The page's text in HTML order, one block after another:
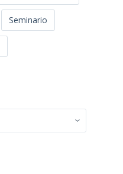
Seminario